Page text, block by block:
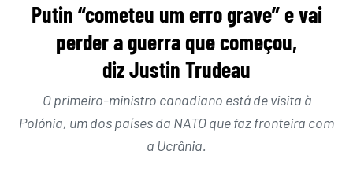
Putin “cometeu um erro grave” e vai
perder a guerra que começou,
diz Justin Trudeau
O primeiro-ministro canadiano está de visita à
Polónia, um dos países da NATO que faz fronteira com
a Ucrânia.